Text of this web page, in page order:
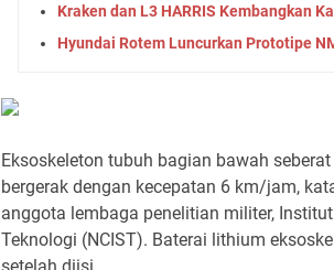
Kraken dan L3 HARRIS Kembangkan
Hyundai Rotem Luncurkan Prototipe
Eksoskeleton tubuh bagian bawah
bergerak dengan kecepatan 6 km/jam,
anggota lembaga penelitian militer,
Teknologi (NCIST). Baterai lithium
setelah diisi.